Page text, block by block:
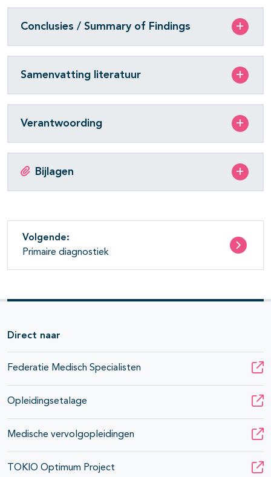
Conclusies / Summary of Findings
Samenvatting literatuur
Verantwoording
Bijlagen
Volgende:
Primaire diagnostiek
Direct naar
Federatie Medisch Specialisten
Opleidingsetalage
Medische vervolgopleidingen
TOKIO Optimum Project